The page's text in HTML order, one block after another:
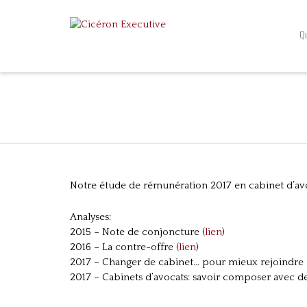
Notre étude de rémunération 2017 en cabinet
Analyses:
2015 – Note de conjoncture (lien)
2016 – La contre-offre (lien)
2017 – Changer de cabinet… pour mieux rejoindre
2017 – Cabinets d’avocats: savoir composer avec